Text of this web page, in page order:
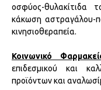
οσφύος-θυλακίτιδα
κάκωση αστραγάλου-
κινησιοθεραπεία.
Κοινωνικό
επιδεσμικού και
προϊόντων και